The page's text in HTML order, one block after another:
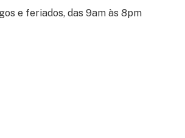
e feriados, das 9am às 8pm